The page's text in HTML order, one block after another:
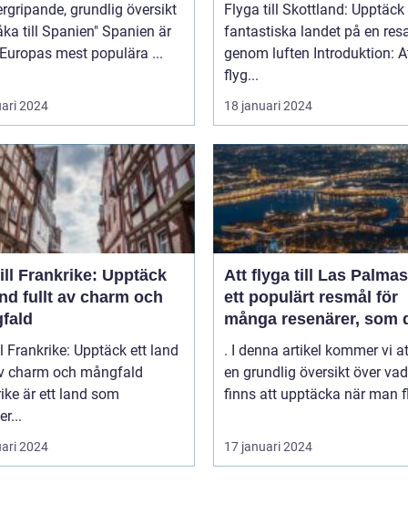
grundlig översikt
Spanien" Spanien är
mest populära ...
2024
Flyga till Skottland: Upptäck
fantastiska landet på en
genom luften Introduktion: Att
flyg...
18 januari 2024
Frankrike: Upptäck
fullt av charm och
Frankrike: Upptäck ett land
charm och mångfald
är ett land som
2024
Att flyga till Las
ett populärt resmål för
många resenärer, som
till de vackra
behagliga klimatet och
avslappnade
denna spanska ö
. I denna artikel kommer vi
en grundlig översikt över
finns att upptäcka när man
17 januari 2024